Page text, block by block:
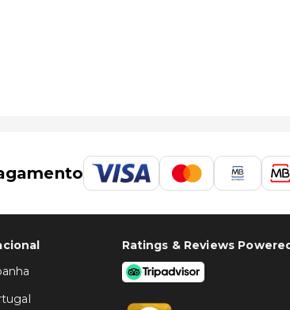
Ratings & Reviews